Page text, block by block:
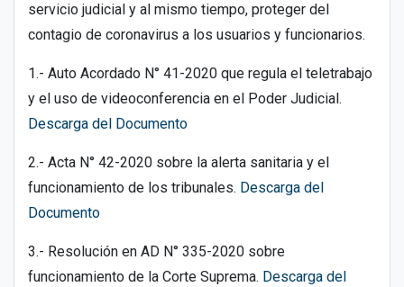
servicio judicial y al mismo tiempo, proteger del
contagio de coronavirus a los usuarios y funcionarios.
1.- Auto Acordado N° 41-2020 que regula el teletrabajo
y el uso de videoconferencia en el Poder Judicial.
Descarga del Documento
2.- Acta N° 42-2020 sobre la alerta sanitaria y el
funcionamiento de los tribunales. Descarga del
Documento
3.- Resolución en AD N° 335-2020 sobre
funcionamiento de la Corte Suprema. Descarga del